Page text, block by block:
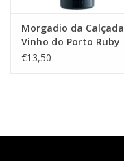
Morgadio da Calçada
Vinho do Porto Ruby
Reserve 0,35
€13,50